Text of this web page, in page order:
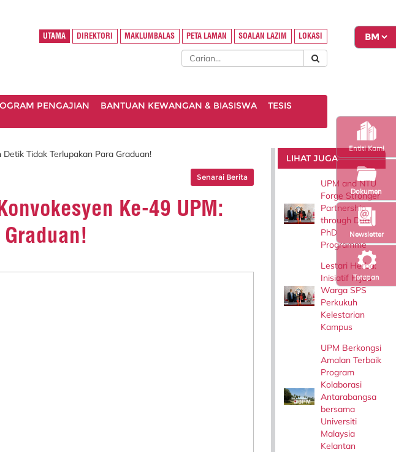
Tetapan
Newsletter
Entiti Kami
Dokumen
UTAMA DIREKTORI MAKLUMBALAS PETA LAMAN SOALAN LAZIM LOKASI
PENGAJIAN BANTUAN KEWANGAN & BIASISWA
TESIS
Tidak Terlupakan Para Graduan!
Senarai Berita
Ke-49 UPM:
LIHAT JUGA
UPM and NTU
Forge Stronger
Partnership
through Dual
PhD
Programme
Lestari Herba:
Inisiatif Hijau
Warga SPS
Perkukuh
Kelestarian
Kampus
UPM Berkongsi
Amalan Terbaik
Program
Kolaborasi
Antarabangsa
bersama
Universiti
Malaysia
Kelantan